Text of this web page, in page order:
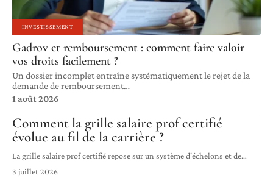
INVESTISSEMENT
Gadrov et remboursement : comment faire valoir
vos droits facilement ?
Un dossier incomplet entraîne systématiquement le rejet de la
demande de remboursement…
1 août 2026
Comment la grille salaire prof certifié
évolue au fil de la carrière ?
La grille salaire prof certifié repose sur un système d'échelons et de…
3 juillet 2026